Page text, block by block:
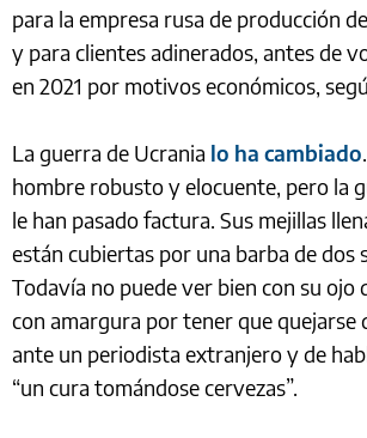
para la empresa rusa de producción
y para clientes adinerados, antes de
en 2021 por motivos económicos,
La guerra de Ucrania lo ha cambiado
hombre robusto y elocuente, pero la
le han pasado factura. Sus mejillas
están cubiertas por una barba de dos
Todavía no puede ver bien con su ojo
con amargura por tener que quejarse
ante un periodista extranjero y de
“un cura tomándose cervezas”.